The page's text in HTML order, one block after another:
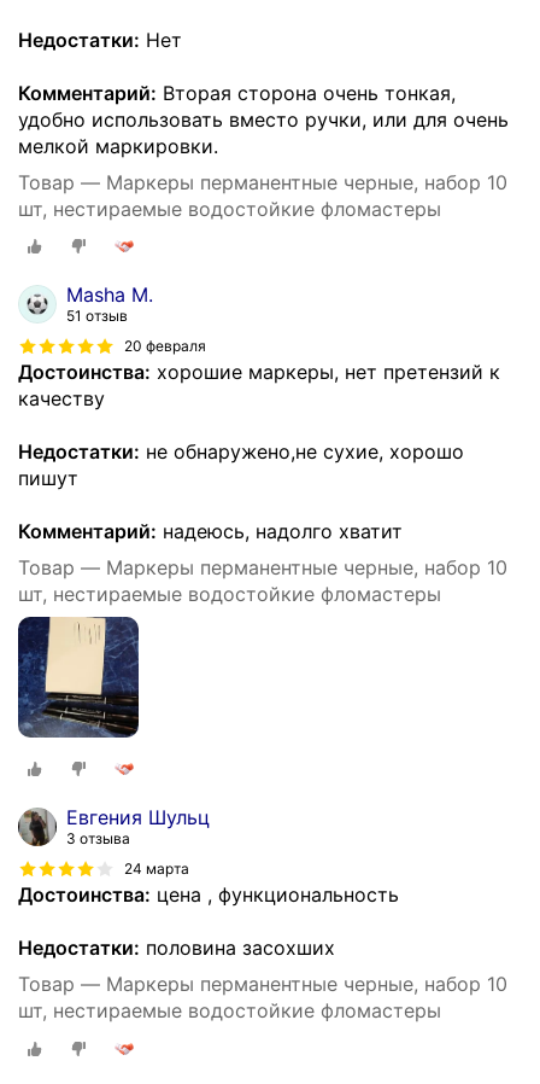
Недостатки: Нет
Комментарий: Вторая сторона очень тонкая,
удобно использовать вместо ручки, или для очень
мелкой маркировки.
Товар — Маркеры перманентные черные, набор 10
шт, нестираемые водостойкие фломастеры
Masha M.
51 отзыв
20 февраля
Достоинства: хорошие маркеры, нет претензий к
качеству
Недостатки: не обнаружено,не сухие, хорошо
пишут
Комментарий: надеюсь, надолго хватит
Товар — Маркеры перманентные черные, набор 10
шт, нестираемые водостойкие фломастеры
Евгения Шульц
3 отзыва
24 марта
Достоинства: цена , функциональность
Недостатки: половина засохших
Товар — Маркеры перманентные черные, набор 10
шт, нестираемые водостойкие фломастеры